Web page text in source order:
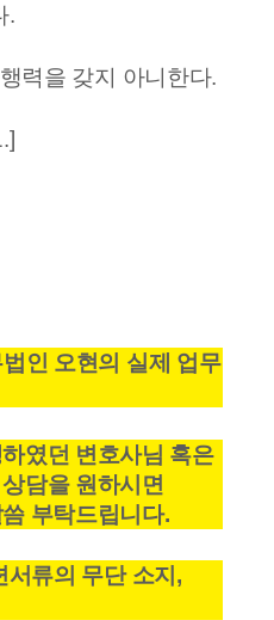
.
력을 갖지 아니한다.
인 오현의 실제 업무
였던 변호사님 혹은
담을 원하시면
부탁드립니다.
류의 무단 소지,